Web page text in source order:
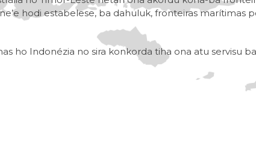
hodi estabelese, ba dahuluk, fronteiras marítimas
ho Indonézia no sira konkorda tiha ona atu servisu